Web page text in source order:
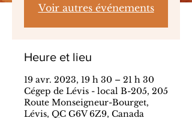
Voir autres événements
Heure et lieu
19 avr. 2023, 19 h 30 – 21 h 30
Cégep de Lévis - local B-205, 205
Route Monseigneur-Bourget,
Lévis, QC G6V 6Z9, Canada